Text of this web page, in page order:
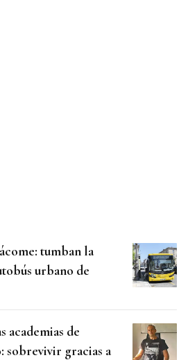
tumban la
urbano de
academias de
sobrevivir gracias a